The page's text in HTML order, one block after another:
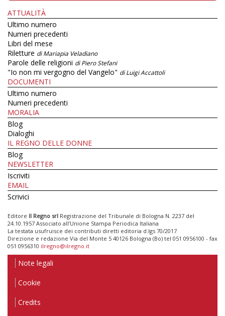
ATTUALITÀ
Ultimo numero
Numeri precedenti
Libri del mese
Riletture di Mariapia Veladiano
Parole delle religioni di Piero Stefani
"Io non mi vergogno del Vangelo" di Luigi Accattoli
DOCUMENTI
Ultimo numero
Numeri precedenti
MORALIA
Blog
Dialoghi
IL REGNO DELLE DONNE
Blog
NEWSLETTER
Iscriviti
EMAIL
Scrivici
Editore Il Regno srl Registrazione del Tribunale di Bologna N. 2237 del
24.10.1957 Associato all’Unione Stampa Periodica Italiana
La testata usufruisce dei contributi diretti editoria d.lgs 70/2017
Direzione e redazione Via del Monte 5 40126 Bologna (Bo) tel 051 0956100 - fax
051 0956310 ilregno@ilregno.it
Note legali
Cookie
Credits